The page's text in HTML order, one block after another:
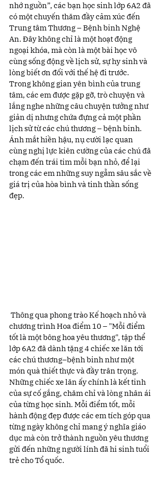
nhớ nguồn”, các bạn học sinh lớp 6A2 đã
có một chuyến thăm đầy cảm xúc đến
Trung tâm Thương – Bệnh binh Nghệ
An. Đây không chỉ là một hoạt động
ngoại khóa, mà còn là một bài học vô
cùng sống động về lịch sử, sự hy sinh và
lòng biết ơn đối với thế hệ đi trước.
Trong không gian yên bình của trung
tâm, các em được gặp gỡ, trò chuyện và
lắng nghe những câu chuyện tưởng như
giản dị nhưng chứa đựng cả một phần
lịch sử từ các chú thương – bệnh binh.
Ánh mắt hiền hậu, nụ cười lạc quan
cùng nghị lực kiên cường của các chú đã
chạm đến trái tim mỗi bạn nhỏ, để lại
trong các em những suy ngẫm sâu sắc về
giá trị của hòa bình và tinh thần sống
đẹp.
Thông qua phong trào Kế hoạch nhỏ và
chương trình Hoa điểm 10 – "Mỗi điểm
tốt là một bông hoa yêu thương", tập thể
lớp 6A2 đã dành tặng 4 chiếc xe lăn tới
các chú thương–bệnh binh như một
món quà thiết thực và đầy trân trọng.
Những chiếc xe lăn ấy chính là kết tinh
của sự cố gắng, chăm chỉ và lòng nhân ái
của từng học sinh. Mỗi điểm tốt, mỗi
hành động đẹp được các em tích góp qua
từng ngày không chỉ mang ý nghĩa giáo
dục mà còn trở thành nguồn yêu thương
gửi đến những người lính đã hi sinh tuổi
trẻ cho Tổ quốc.